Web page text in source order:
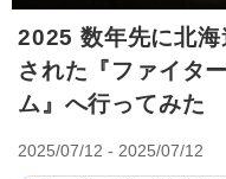
2025 数年先に北
された『ファイタ
ム』へ行ってみた
2025/07/12 - 2025/07/12